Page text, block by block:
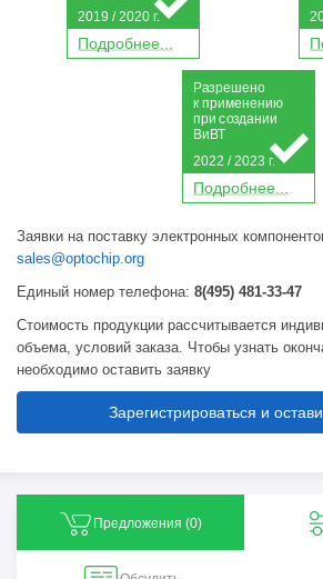
Подробнее...
2019 / 2020 г.
П
Подробнее...
Разрешено
к применению
присоздании
Ви ВТ
2022 / 2023 г.
Заявки на поставку электронных
sales@optochip.org
Единый номер телефона: 8(495) 481-33-47
Стоимость продукции рассчитывается
объема, условий заказа. Чтобы узнать
необходимо оставить заявку
Зарегистрироваться и
Предложения (0)